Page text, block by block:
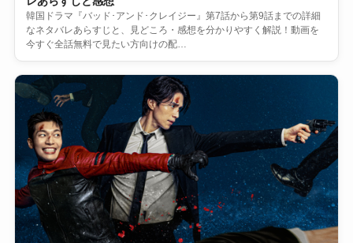
韓国ドラマ『バッド･アンド･クレイジー』第7話から第9話までの詳細
なネタバレあらすじと、見どころ・感想を分かりやすく解説！動画を
今すぐ全話無料で見たい方向けの配…